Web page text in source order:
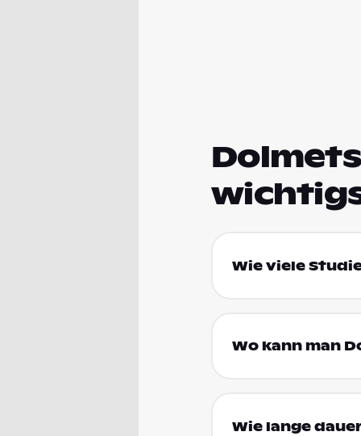
Wie viele
Wo kann man
Wie lange